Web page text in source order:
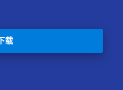
载